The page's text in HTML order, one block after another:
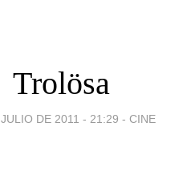
Trolösa
DE 2011 - 21:29 - CINE